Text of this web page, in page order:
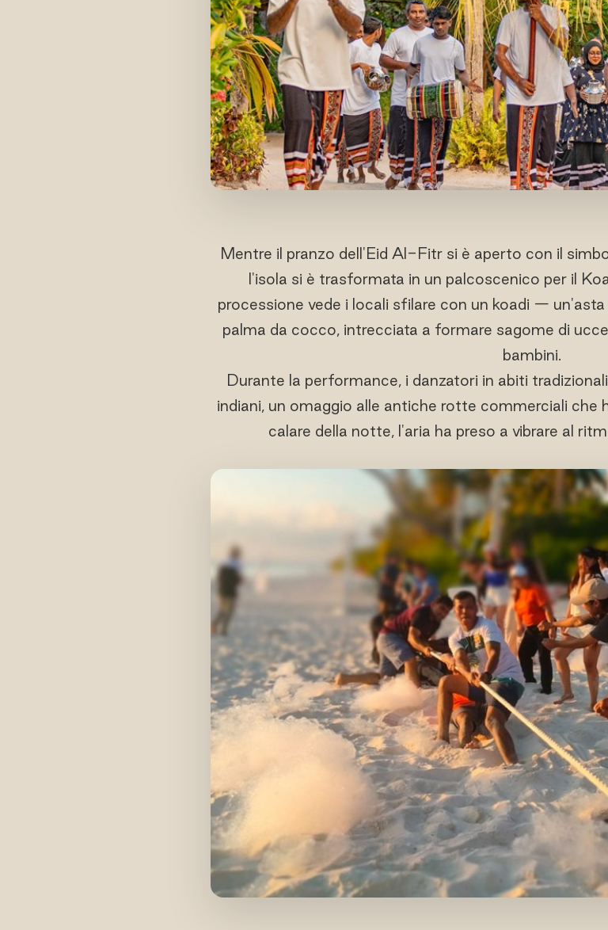
Mentre il pranzo dell'Eid Al-Fitr si è aperto con il
l'isola si è trasformata in un palcoscenico per il
processione vede i locali sfilare con un koadi —
palma da cocco, intrecciata a formare sagome di
bambini.
Durante la performance, i danzatori in abiti
indiani, un omaggio alle antiche rotte commerciali che
calare della notte, l'aria ha preso a vibrare al